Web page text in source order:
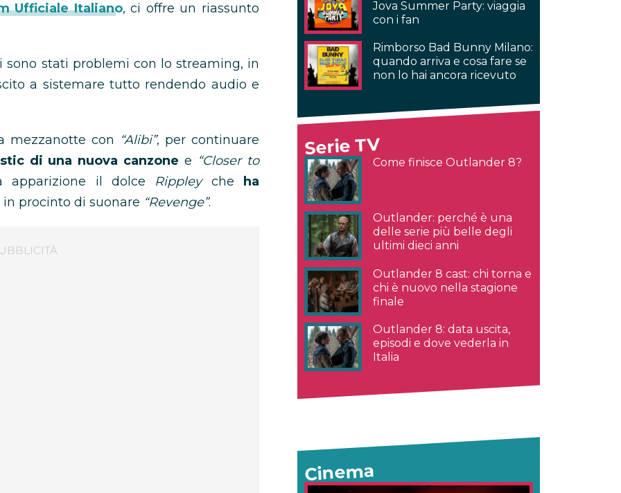
Ufficiale Italiano, ci offre un riassunto
stati problemi con lo streaming, in
a sistemare tutto rendendo audio e
mezzanotte con “Alibi”, per continuare
di una nuova canzone e “Closer to
il dolce Rippleyche
ha
in procinto di suonare “Revenge”.
Jova Summer Party: viaggia
con i fan
Rimborso Bad Bunny Milano:
quando arriva e cosa fare se
non lo hai ancora ricevuto
Serie TV
Come finisce Outlander 8?
Outlander: perché è una
delle serie più belle degli
ultimi dieci anni
Outlander 8 cast: chi torna e
chi è nuovo nella stagione
finale
Outlander 8: data uscita,
episodi e dove vederla in
Italia
Cinema